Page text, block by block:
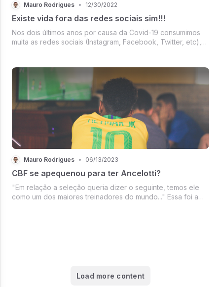
Mauro Rodrigues • 12/30/2022
Existe vida fora das redes sociais sim!!!
Nos dois últimos anos por causa da Covid-19 consumimos
muita as redes sociais (Instagram, Facebook, Twitter, etc),
as profissões é ...
Mauro Rodrigues • 06/13/2023
CBF se apequenou para ter Ancelotti?
"Em relação a seleção queria dizer o seguinte, temos ele
como um dos maiores treinadores do mundo..." Essa foi a
Load more content